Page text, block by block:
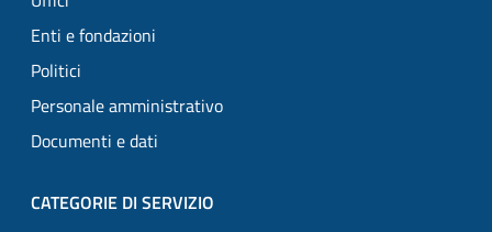
Enti e fondazioni
Politici
Personale amministrativo
Documenti e dati
CATEGORIE DI SERVIZIO